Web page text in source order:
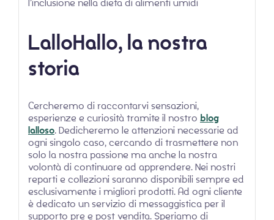
l’inclusione nella dieta di alimenti umidi
LalloHallo, la nostra
storia
Cercheremo di raccontarvi sensazioni,
esperienze e curiosità tramite il nostro blog
lalloso. Dedicheremo le attenzioni necessarie ad
ogni singolo caso, cercando di trasmettere non
solo la nostra passione ma anche la nostra
volontà di continuare ad apprendere. Nei nostri
reparti e collezioni saranno disponibili sempre ed
esclusivamente i migliori prodotti. Ad ogni cliente
è dedicato un servizio di messaggistica per il
supporto pre e post vendita. Speriamo di